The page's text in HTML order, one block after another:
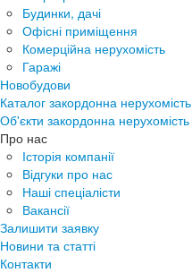
Будинки, дачі
Офісні приміщення
Комерційна нерухомість
Гаражі
Новобудови
Каталог закордонна нерухомість
Об'єкти закордонна нерухомість
Про нас
Історія компанії
Відгуки про нас
Наші спеціалісти
Вакансії
Залишити заявку
Новини та статті
Контакти